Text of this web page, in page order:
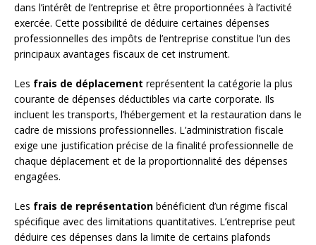
dans l’intérêt de l’entreprise et être proportionnées à l’activité
exercée. Cette possibilité de déduire certaines dépenses
professionnelles des impôts de l’entreprise constitue l’un des
principaux avantages fiscaux de cet instrument.
Les frais de déplacement représentent la catégorie la plus
courante de dépenses déductibles via carte corporate. Ils
incluent les transports, l’hébergement et la restauration dans le
cadre de missions professionnelles. L’administration fiscale
exige une justification précise de la finalité professionnelle de
chaque déplacement et de la proportionnalité des dépenses
engagées.
Les frais de représentation bénéficient d’un régime fiscal
spécifique avec des limitations quantitatives. L’entreprise peut
déduire ces dépenses dans la limite de certains plafonds